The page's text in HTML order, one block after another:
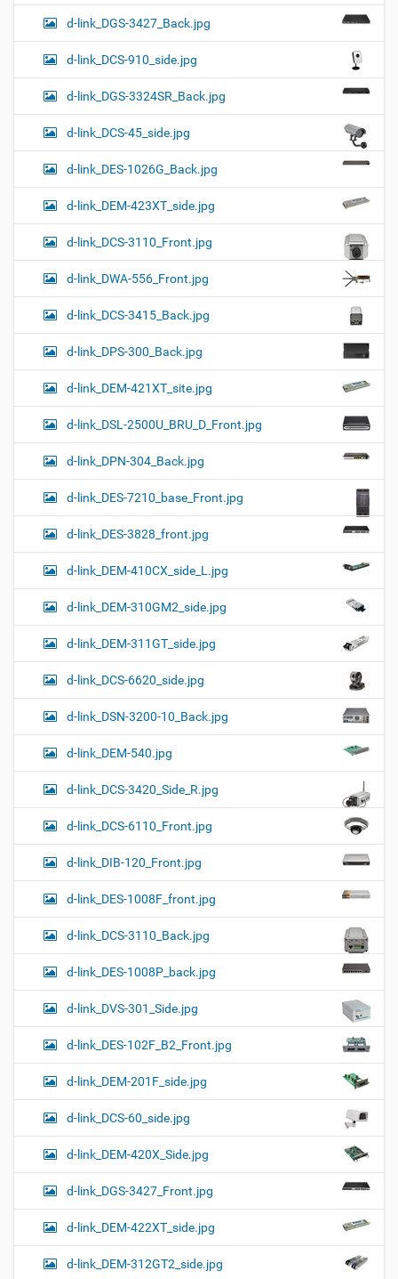
d-link_DGS-3427_Back.jpg
d-link_DCS-910_side.jpg
d-link_DGS-3324SR_Back.jpg
d-link_DCS-45_side.jpg
d-link_DES-1026G_Back.jpg
d-link_DEM-423XT_side.jpg
d-link_DCS-3110_Front.jpg
d-link_DWA-556_Front.jpg
d-link_DCS-3415_Back.jpg
d-link_DPS-300_Back.jpg
d-link_DEM-421XT_site.jpg
d-link_DSL-2500U_BRU_D_Front.jpg
d-link_DPN-304_Back.jpg
d-link_DES-7210_base_Front.jpg
d-link_DES-3828_front.jpg
d-link_DEM-410CX_side_L.jpg
d-link_DEM-310GM2_side.jpg
d-link_DEM-311GT_side.jpg
d-link_DCS-6620_side.jpg
d-link_DSN-3200-10_Back.jpg
d-link_DEM-540.jpg
d-link_DCS-3420_Side_R.jpg
d-link_DCS-6110_Front.jpg
d-link_DIB-120_Front.jpg
d-link_DES-1008F_front.jpg
d-link_DCS-3110_Back.jpg
d-link_DES-1008P_back.jpg
d-link_DVS-301_Side.jpg
d-link_DES-102F_B2_Front.jpg
d-link_DEM-201F_side.jpg
d-link_DCS-60_side.jpg
d-link_DEM-420X_Side.jpg
d-link_DGS-3427_Front.jpg
d-link_DEM-422XT_side.jpg
d-link_DEM-312GT2_side.jpg